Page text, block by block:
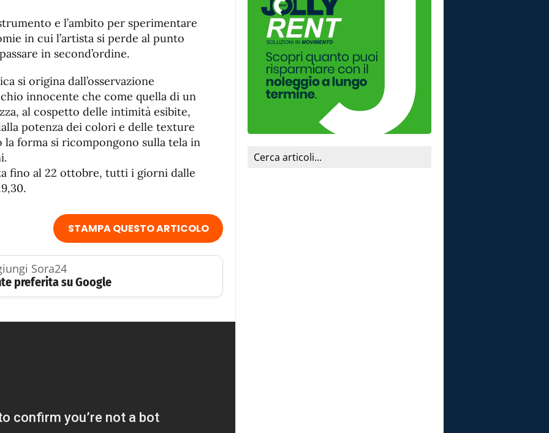
e l’ambito per sperimentare
in cui l’artista si perde al punto
in second’ordine.
si origina dall’osservazione
innocente che come quella di un
al cospetto delle intimità esibite,
potenza dei colori e delle texture
la forma si ricompongono sulla tela in
fino al 22 ottobre, tutti i giorni dalle
STAMPA QUESTO ARTICOLO
Sora24
preferita su Google